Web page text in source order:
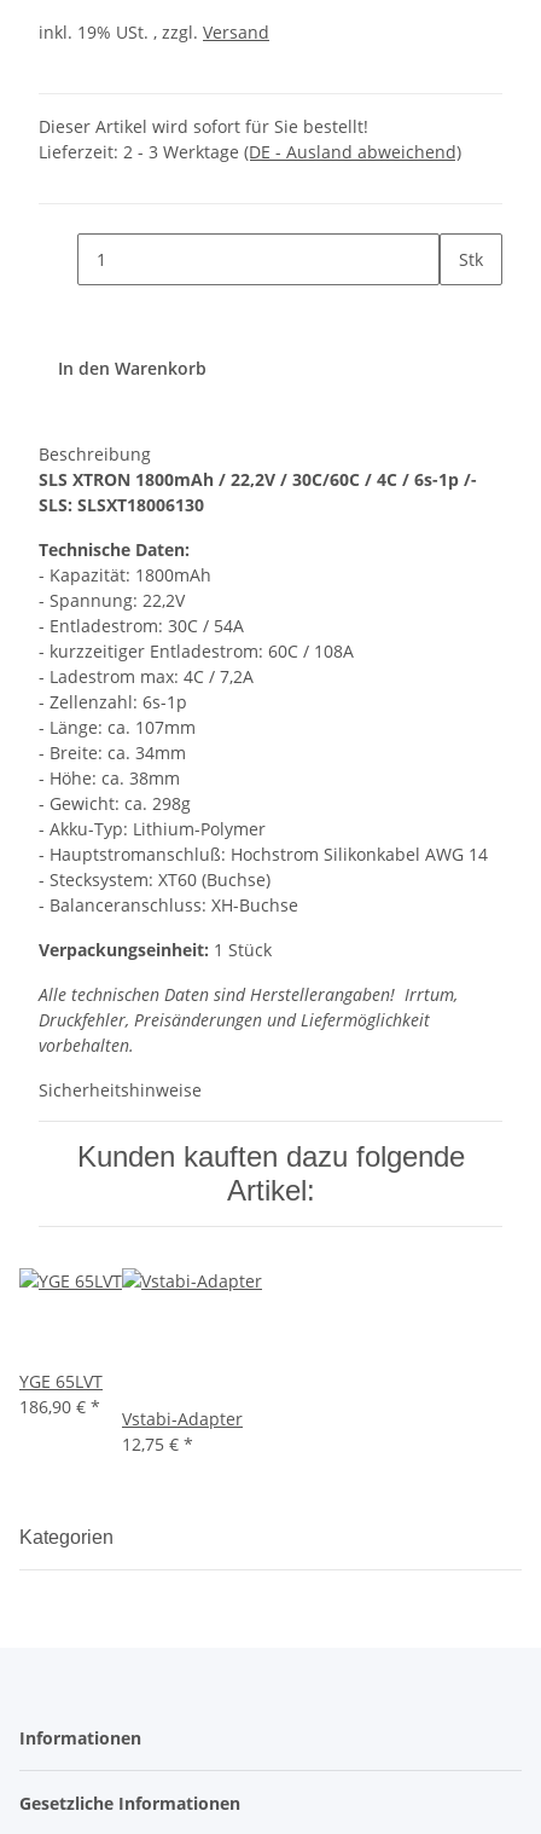
inkl. 19% USt. , zzgl. Versand
Dieser Artikel wird sofort für Sie bestellt!
Lieferzeit: 2 - 3 Werktage (DE - Ausland abweichend)
Stk
In den Warenkorb
Beschreibung
SLS XTRON 1800mAh / 22,2V / 30C/60C / 4C / 6s-1p /-
SLS: SLSXT18006130
Technische Daten:
- Kapazität: 1800mAh
- Spannung: 22,2V
- Entladestrom: 30C / 54A
- kurzzeitiger Entladestrom: 60C / 108A
- Ladestrom max: 4C / 7,2A
- Zellenzahl: 6s-1p
- Länge: ca. 107mm
- Breite: ca. 34mm
- Höhe: ca. 38mm
- Gewicht: ca. 298g
- Akku-Typ: Lithium-Polymer
- Hauptstromanschluß: Hochstrom Silikonkabel AWG 14
- Stecksystem: XT60 (Buchse)
- Balanceranschluss: XH-Buchse
Verpackungseinheit: 1 Stück
Alle technischen Daten sind Herstellerangaben! Irrtum,
Druckfehler, Preisänderungen und Liefermöglichkeit
vorbehalten.
Sicherheitshinweise
Kunden kauften dazu folgende
Artikel:
YGE 65LVT
186,90 € *
Vstabi-Adapter
12,75 € *
Kategorien
Informationen
Gesetzliche Informationen